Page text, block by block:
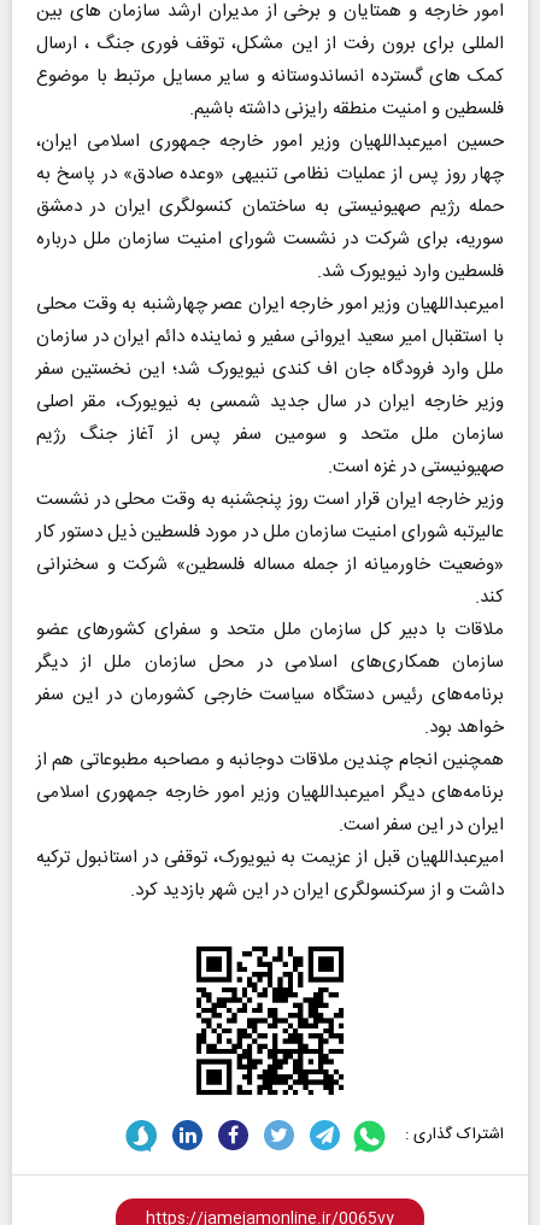
امور خارجه و همتایان و برخی از مدیران ارشد سازمان های بین
المللی برای برون رفت از این مشکل، توقف فوری جنگ ، ارسال
کمک های گسترده انساندوستانه و سایر مسایل مرتبط با موضوع
فلسطین و امنیت منطقه رایزنی داشته باشیم.
حسین امیرعبداللهیان وزیر امور خارجه جمهوری اسلامی ایران،
چهار روز پس از عملیات نظامی تنبیهی «وعده صادق» در پاسخ به
حمله رژیم صهیونیستی به ساختمان کنسولگری ایران در دمشق
سوریه، برای شرکت در نشست شورای امنیت سازمان ملل درباره
فلسطین وارد نیویورک شد.
امیرعبداللهیان وزیر امور خارجه ایران عصر چهارشنبه به وقت محلی
با استقبال امیر سعید ایروانی سفیر و نماینده دائم ایران در سازمان
ملل وارد فرودگاه جان اف کندی نیویورک شد؛ این نخستین سفر
وزیر خارجه ایران در سال جدید شمسی به نیویورک، مقر اصلی
سازمان ملل متحد و سومین سفر پس از آغاز جنگ رژیم
صهیونیستی در غزه است.
وزیر خارجه ایران قرار است روز پنجشنبه به وقت محلی در نشست
عالیرتبه شورای امنیت سازمان ملل در مورد فلسطین ذیل دستور کار
«وضعیت خاورمیانه از جمله مساله فلسطین» شرکت و سخنرانی
کند.
ملاقات با دبیر کل سازمان ملل متحد و سفرای کشورهای عضو
سازمان همکاری‌های اسلامی در محل سازمان ملل از دیگر
برنامه‌های رئیس دستگاه سیاست خارجی کشورمان در این سفر
خواهد بود.
همچنین انجام چندین ملاقات دوجانبه و مصاحبه مطبوعاتی هم از
برنامه‌های دیگر امیرعبداللهیان وزیر امور خارجه جمهوری اسلامی
ایران در این سفر است.
امیرعبداللهیان قبل از عزیمت به نیویورک، توقفی در استانبول ترکیه
داشت و از سرکنسولگری ایران در این شهر بازدید کرد.
اشتراک گذاری :